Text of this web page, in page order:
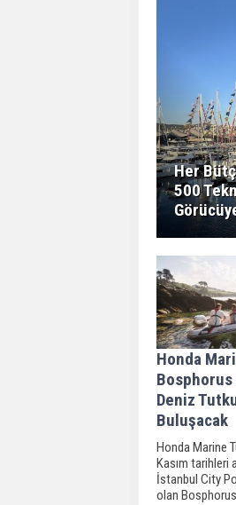
Her
500
Honda
Bosphorus
Deniz
Buluşacak
Honda Marine
Kasım tarihleri
İstanbul City
olan